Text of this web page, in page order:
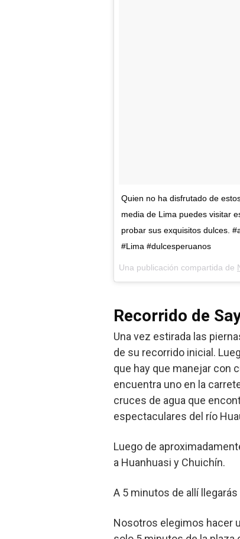
Quien no ha disfrutado de
media de Lima puedes visitar
probar sus exquisitos dulces.
#Lima #dulcesperuanos
Una publicación compartida de
Recorrido de
Una vez estirada las
de su recorrido inicial.
que hay que manejar con
encuentra uno en la
cruces de agua que
espectaculares del río
Luego de
a Huanhuasi y Chuichín.
A 5 minutos de allí llegarás
Nosotros elegimos hacer